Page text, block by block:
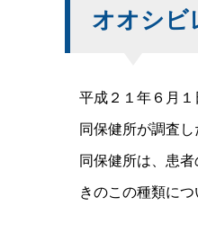
オオシビ
平成２１年６月１
同保健所が調査し
同保健所は、患者
きのこの種類につ